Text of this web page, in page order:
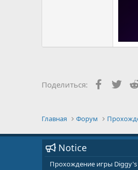
Поделиться: Facebook
Главная Форум
Notice
Прохождение игры